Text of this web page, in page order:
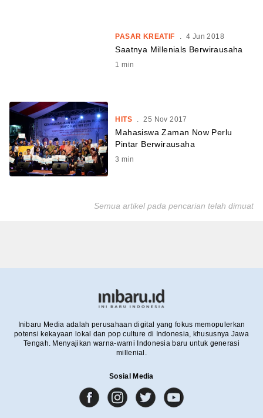
PASAR KREATIF . 4 Jun 2018
Saatnya Millenials Berwirausaha
1 min
HITS 25 Nov 2017
Mahasiswa Zaman Now Perlu
Pintar Berwirausaha
3 min
Semua artikel pada pencarian telah dimuat
Inibaru Media adalah perusahaan digital yang fokus memopulerkan
potensi kekayaan lokal dan pop culture di Indonesia, khususnya Jawa
Tengah. Menyajikan warna-warni Indonesia baru untuk generasi
millenial.
Sosial Media